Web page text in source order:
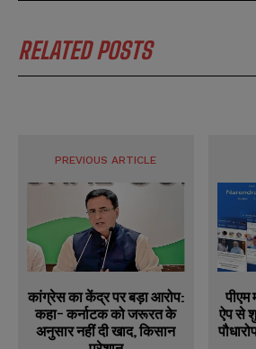
RELATED POSTS
PREVIOUS ARTICLE
कांग्रेस का केंद्र पर बड़ा आरोप:
कहा- कर्नाटक को जरूरत के
अनुसार नहीं दी खाद, किसान
पीएम
ऐप से